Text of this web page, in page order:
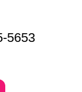
5653